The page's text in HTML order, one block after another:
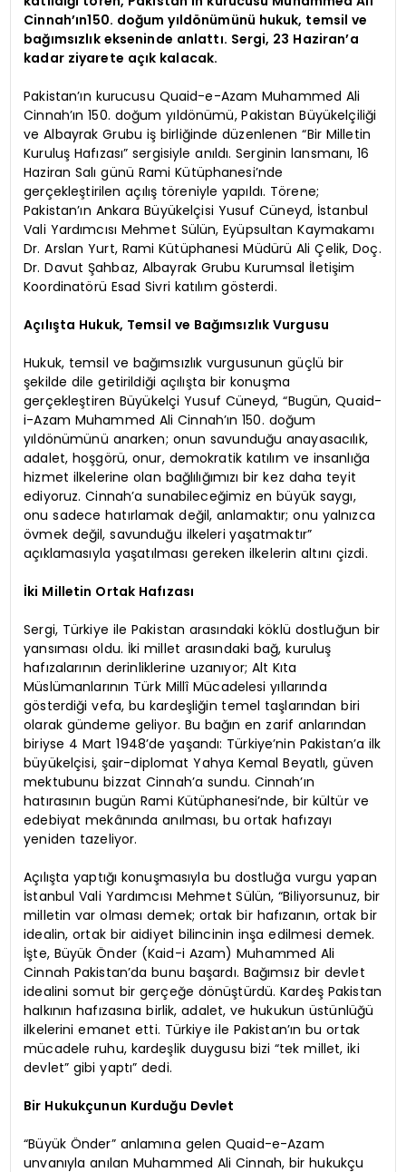
Cinnah’ın150. doğum yıldönümünü hukuk, temsil ve
bağımsızlık ekseninde anlattı. Sergi, 23 Haziran’a
kadar ziyarete açık kalacak.
Pakistan’ın kurucusu Quaid-e-Azam Muhammed Ali
Cinnah’ın 150. doğum yıldönümü, Pakistan Büyükelçiliği
ve Albayrak Grubu iş birliğinde düzenlenen “Bir Milletin
Kuruluş Hafızası” sergisiyle anıldı. Serginin lansmanı, 16
Haziran Salı günü Rami Kütüphanesi’nde
gerçekleştirilen açılış töreniyle yapıldı. Törene;
Pakistan’ın Ankara Büyükelçisi Yusuf Cüneyd, İstanbul
Vali Yardımcısı Mehmet Sülün, Eyüpsultan Kaymakamı
Dr. Arslan Yurt, Rami Kütüphanesi Müdürü Ali Çelik, Doç.
Dr. Davut Şahbaz, Albayrak Grubu Kurumsal İletişim
Koordinatörü Esad Sivri katılım gösterdi.
Açılışta Hukuk, Temsil ve Bağımsızlık Vurgusu
Hukuk, temsil ve bağımsızlık vurgusunun güçlü bir
şekilde dile getirildiği açılışta bir konuşma
gerçekleştiren Büyükelçi Yusuf Cüneyd, “Bugün, Quaid-
i-Azam Muhammed Ali Cinnah’ın 150. doğum
yıldönümünü anarken; onun savunduğu anayasacılık,
adalet, hoşgörü, onur, demokratik katılım ve insanlığa
hizmet ilkelerine olan bağlılığımızı bir kez daha teyit
ediyoruz. Cinnah’a sunabileceğimiz en büyük saygı,
onu sadece hatırlamak değil, anlamaktır; onu yalnızca
övmek değil, savunduğu ilkeleri yaşatmaktır”
açıklamasıyla yaşatılması gereken ilkelerin altını çizdi.
İki Milletin Ortak Hafızası
Sergi, Türkiye ile Pakistan arasındaki köklü dostluğun bir
yansıması oldu. İki millet arasındaki bağ, kuruluş
hafızalarının derinliklerine uzanıyor; Alt Kıta
Müslümanlarının Türk Millî Mücadelesi yıllarında
gösterdiği vefa, bu kardeşliğin temel taşlarından biri
olarak gündeme geliyor. Bu bağın en zarif anlarından
biriyse 4 Mart 1948’de yaşandı: Türkiye’nin Pakistan’a ilk
büyükelçisi, şair-diplomat Yahya Kemal Beyatlı, güven
mektubunu bizzat Cinnah’a sundu. Cinnah’ın
hatırasının bugün Rami Kütüphanesi’nde, bir kültür ve
edebiyat mekânında anılması, bu ortak hafızayı
yeniden tazeliyor.
Açılışta yaptığı konuşmasıyla bu dostluğa vurgu yapan
İstanbul Vali Yardımcısı Mehmet Sülün, “Biliyorsunuz, bir
milletin var olması demek; ortak bir hafızanın, ortak bir
idealin, ortak bir aidiyet bilincinin inşa edilmesi demek.
İşte, Büyük Önder (Kaid-i Azam) Muhammed Ali
Cinnah Pakistan’da bunu başardı. Bağımsız bir devlet
idealini somut bir gerçeğe dönüştürdü. Kardeş Pakistan
halkının hafızasına birlik, adalet, ve hukukun üstünlüğü
ilkelerini emanet etti. Türkiye ile Pakistan’ın bu ortak
mücadele ruhu, kardeşlik duygusu bizi “tek millet, iki
devlet” gibi yaptı” dedi.
Bir Hukukçunun Kurduğu Devlet
“Büyük Önder” anlamına gelen Quaid-e-Azam
unvanıyla anılan Muhammed Ali Cinnah, bir hukukçu